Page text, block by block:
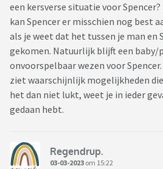
een kersverse situatie voor
kan Spencer er misschien nog best
als je weet dat het tussen je man en
gekomen. Natuurlijk blijft een baby/
onvoorspelbaar wezen voor
ziet waarschijnlijk mogelijkheden
het dan niet lukt, weet je in ieder
gedaan hebt.
Regendrup.
03-03-2023 om 15:22